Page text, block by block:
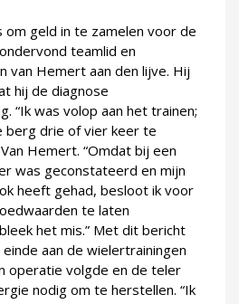
om geld in te zamelen voor de
teamlid en
van Hemert aan den lijve. Hij
hij de diagnose
“Ik was volop aan het trainen;
berg drie of vier keer te
Hemert. “Omdat bij een
was geconstateerd en mijn
heeft gehad, besloot ik voor
te laten
het mis.” Met dit bericht
aan de wielertrainingen
operatie volgde en de teler
nodig om te herstellen. “Ik